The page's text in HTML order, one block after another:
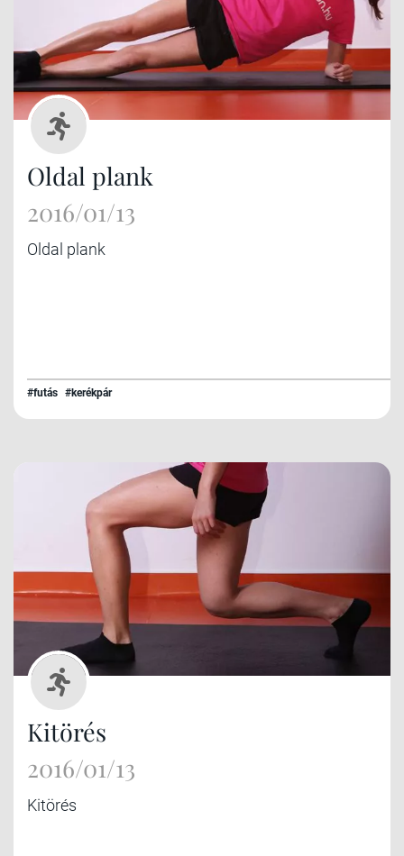
Oldal plank
2016/01/13
Oldal plank
#futás #kerékpár
Kitörés
2016/01/13
Kitörés